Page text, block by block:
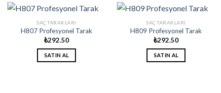
SAÇ TARAKLARI
H807 Profesyonel Tarak
₺292.50
SATIN AL
SAÇ TARAKLARI
H809 Profesyonel Tarak
₺292.50
SATIN AL